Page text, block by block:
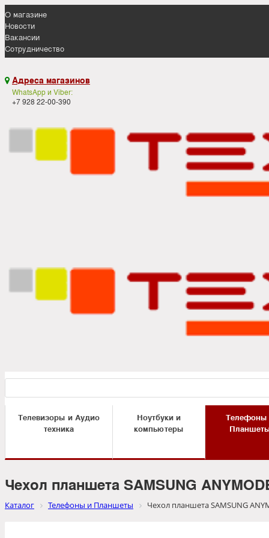
О магазине
Новости
Вакансии
Сотрудничество
 Адреса магазинов
WhatsApp и Viber:
+7 928 22-00-390
Телевизоры и Аудио
техника
Ноутбуки и
компьютеры
Телефоны
Чехол планшета SAMSUNG
Каталог Телефоны и Планшеты Чехол планшета SAMSUNG